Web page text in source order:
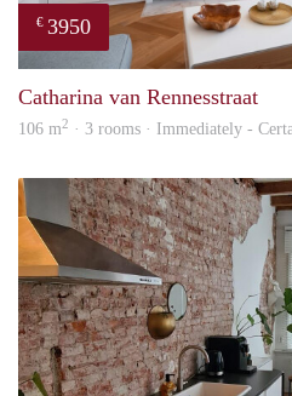
€ 3950
Catharina van Rennesstraat
106 m2 · 3 rooms · Immediately -